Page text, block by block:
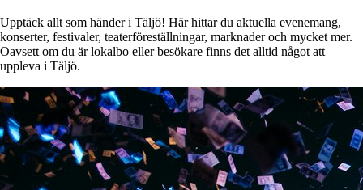
Upptäck allt som händer i Täljö! Här hittar du aktuella evenemang,
konserter, festivaler, teaterföreställningar, marknader och mycket mer.
Oavsett om du är lokalbo eller besökare finns det alltid något att
uppleva i Täljö.